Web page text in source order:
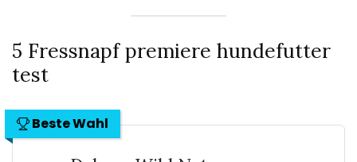
5 Fressnapf premiere hundefutter
test
Beste Wahl